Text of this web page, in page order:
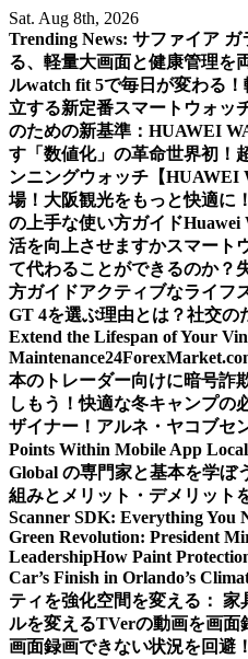
Skip
to
content
Sat. Aug 8th, 2026
Trending News: サファイア ガ
る、軽量大画面と健康管理を
ルwatch fit 5で毎日が変わる
立する新定番スマートウォッ
のための新基準：HUAWEI
す「数値化」の革命世界初！
ンニングウォッチ【HUAWEI
場！ 大阪観光をもっと快適に
の上手な使い方ガイドHuawei
活を向上させますかスマート
て代わることができるのか？
方ガイドアクティブなライフ
GT 4を選ぶ理由とは？社交の
Extend the Lifespan of Your
Maintenance
本のトレーダー向けに暗号詐
しもう！快適な冬キャンプの
ザイナー！アルネ・ヤコブセ
Points Within Mobile App
Global の専門家と基本を学ぼ
組みとメリット・デメリット
Scanner SDK: Everything You
Green Revolution: President
LeadershipHow Paint
Car’s Finish in Orlando’s
ティを強化空間を変える： 家
ルを変えるTVerの動画を画面
画面録画できない状況を回避！